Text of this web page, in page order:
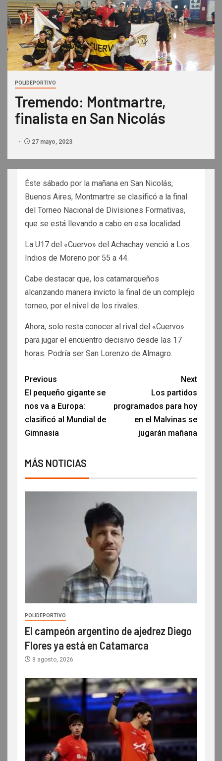
POLIDEPORTIVO
Tremendo: Montmartre,
finalista en San Nicolás
27 mayo, 2023
Éste sábado por la mañana en San Nicolás,
Buenos Aires, Montmartre se clasificó a la final
del Torneo Nacional de Divisiones Formativas,
que se está llevando a cabo en esa localidad.
La U17 del «Cuervo» del Achachay venció a Los
Indios de Moreno por 55 a 44.
Cabe destacar que, los catamarqueños
alcanzando manera invicto la final de un complejo
torneo, por el nivel de los rivales.
Ahora, solo resta conocer al rival del «Cuervo»
para jugar el encuentro decisivo desde las 17
horas. Podría ser San Lorenzo de Almagro.
Previous
El pequeño gigante se
nos va a Europa:
clasificó al Mundial de
Gimnasia
Next
Los partidos
programados para hoy
en el Malvinas se
jugarán mañana
MÁS NOTICIAS
POLIDEPORTIVO
El campeón argentino de ajedrez Diego
Flores ya está en Catamarca
8 agosto, 2026